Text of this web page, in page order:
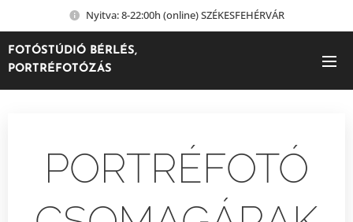
Nyitva: 8-22:00h (online) SZÉKESFEHÉRVÁR
FOTÓSTÚDIÓ BÉRLÉS,
PORTRÉFOTÓZÁS
PORTRÉFOTÓ